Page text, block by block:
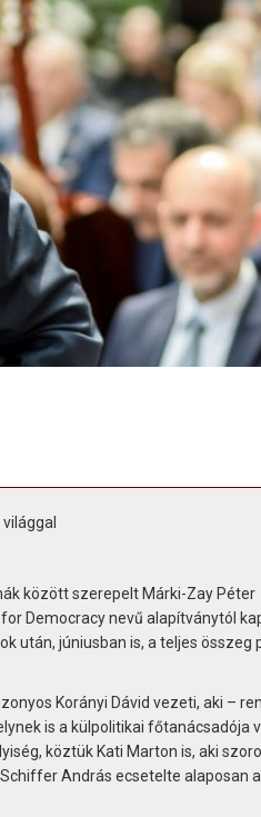
között szerepelt Márki-Zay Péter
Democracy nevű alapítványtól
után, júniusban is, a teljes összeg
Korányi Dávid vezeti, aki –
is a külpolitikai főtanácsadója
köztük Kati Marton is, aki
András ecsetelte alaposan